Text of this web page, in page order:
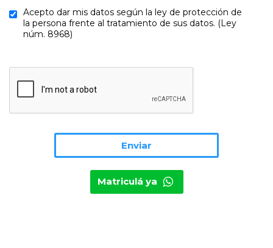
Acepto dar mis datos según la ley de protección de
la persona frente al tratamiento de sus datos. (Ley
núm. 8968)
Matriculá ya